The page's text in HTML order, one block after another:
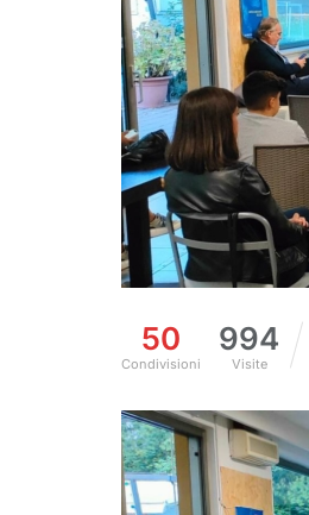
50
Condivisioni
994
Visite